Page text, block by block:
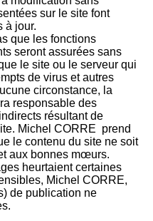
sur le site font
à jour.
que les fonctions
seront assurées sans
le site ou le serveur qui
de virus et autres
circonstance, la
responsable des
résultant de
Michel CORRE prend
le contenu du site ne soit
aux bonnes mœurs.
heurtaient certaines
Michel CORRE,
de publication ne